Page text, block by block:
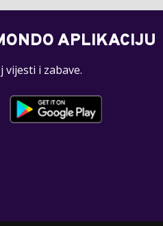
APLIKACIJU
vijesti i zabave.